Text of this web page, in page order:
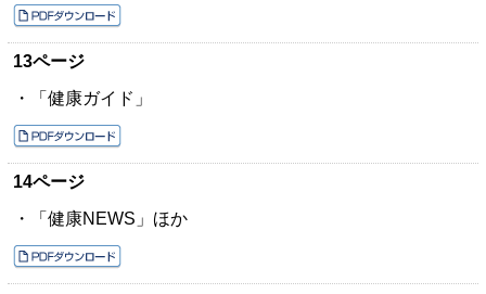
13ページ
・「健康ガイド」
14ページ
・「健康NEWS」ほか